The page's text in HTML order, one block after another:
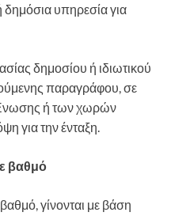
δημόσια υπηρεσία για
δημοσίου ή ιδιωτικού
παραγράφου, σε
ή των χωρών
για την ένταξη.
βαθμό
γίνονται με βάση